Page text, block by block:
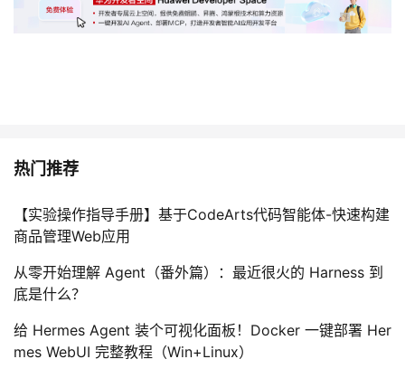
热门推荐
【实验操作指导手册】基于CodeArts代码智能体-快速构建
商品管理Web应用
从零开始理解 Agent（番外篇）：最近很火的 Harness 到
底是什么？
给 Hermes Agent 装个可视化面板！Docker 一键部署 Her
mes WebUI 完整教程（Win+Linux）